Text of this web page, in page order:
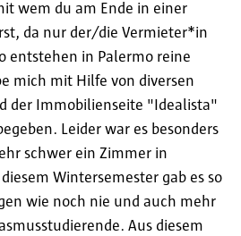
wem du am Ende in einer
da nur der/die Vermieter*in
entstehen in Palermo reine
mich mit Hilfe von diversen
der Immobilienseite "Idealista"
Leider war es besonders
schwer ein Zimmer in
Wintersemester gab es so
wie noch nie und auch mehr
Aus diesem